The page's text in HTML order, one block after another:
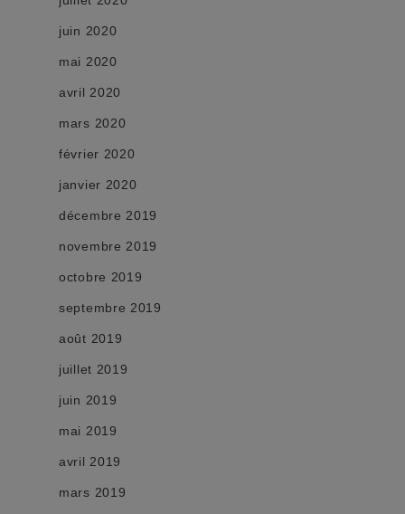
juin 2020
mai 2020
avril 2020
mars 2020
février 2020
janvier 2020
décembre 2019
novembre 2019
octobre 2019
septembre 2019
août 2019
juillet 2019
juin 2019
mai 2019
avril 2019
mars 2019